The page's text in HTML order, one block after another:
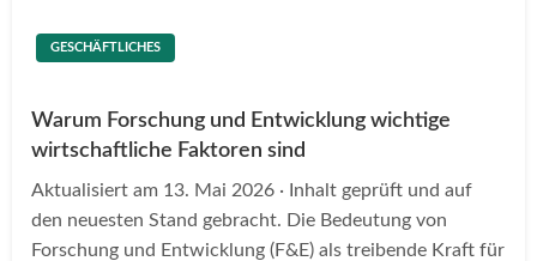
GESCHÄFTLICHES
Warum Forschung und Entwicklung wichtige
wirtschaftliche Faktoren sind
Aktualisiert am 13. Mai 2026 · Inhalt geprüft und auf
den neuesten Stand gebracht. ‍Die Bedeutung von
Forschung und Entwicklung (F&E) als treibende Kraft für